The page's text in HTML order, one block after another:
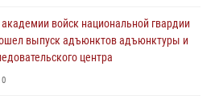
тактика, профессионализм
войск национальной гвардии
выпуск адъюнктов адъюнктуры и
центра